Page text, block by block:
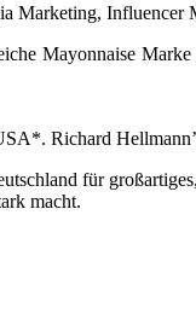
Marketing, Influencer
Mayonnaise
Richard
für
macht.